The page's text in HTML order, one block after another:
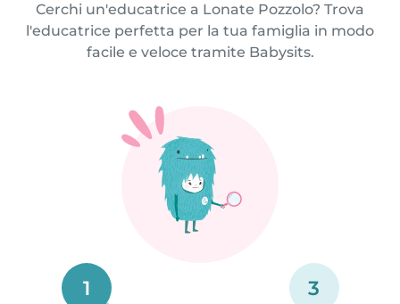
Cerchi un'educatrice a Lonate Pozzolo? Trova
l'educatrice perfetta per la tua famiglia in modo
facile e veloce tramite Babysits.
1 3